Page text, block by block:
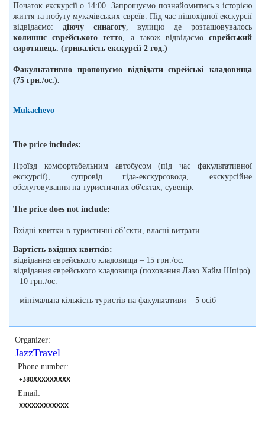
Початок екскурсії о 14:00. Запрошуємо познайомитись з історією
життя та побуту мукачівських євреїв. Під час пішохідної екскурсії
відвідаємо: діючу синагогу, вулицю де розташовувалось
колишнє єврейського гетто, а також відвідаємоєврейський
сиротинець. (тривалість екскурсії 2 год.)
Факультативно пропонуємо відвідати єврейські кладовища
(75 грн./ос.).
Mukachevo
The price includes:
Проїзд комфортабельним автобусом (під час факультативної
екскурсії), супровід гіда-екскурсовода, екскурсійне
обслуговування на туристичних об'єктах, сувенір.
The price does not include:
Вхідні квитки в туристичні об’єкти, власні витрати.
Вартість вхідних квитків:
відвідання єврейського кладовища – 15 грн./ос.
відвідання єврейського кладовища (поховання Лазо Хайм Шпіро)
– 10 грн./ос.
– мінімальна кількість туристів на факультативи – 5 осіб
Organizer:
JazzTravel
Phone number:
+380XXXXXXXXX
Email:
XXXXXXXXXXXX